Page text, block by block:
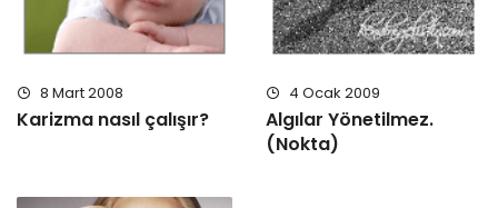
8 Mart 2008
Karizma nasıl çalışır?
4 Ocak 2009
Algılar Yönetilmez.
(Nokta)